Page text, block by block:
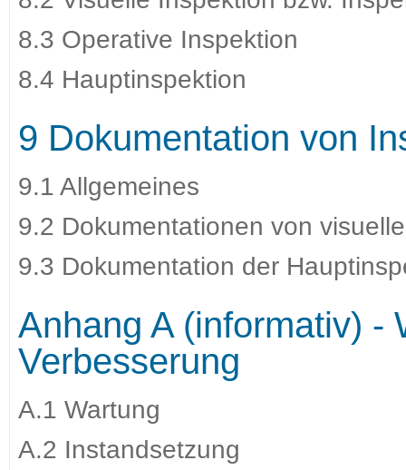
8.3 Operative Inspektion
8.4 Hauptinspektion
9 Dokumentation von
9.1 Allgemeines
9.2 Dokumentationen von
9.3 Dokumentation der
Anhang A (informativ) -
Verbesserung
A.1 Wartung
A.2 Instandsetzung